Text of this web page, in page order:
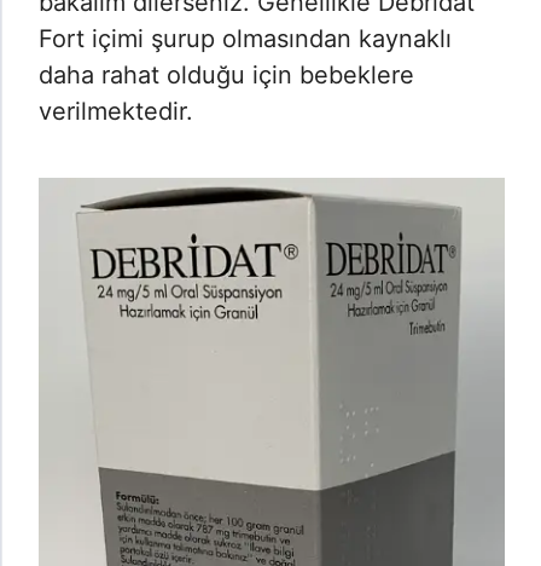
Fort içimi şurup olmasından kaynaklı
daha rahat olduğu için bebeklere
verilmektedir.